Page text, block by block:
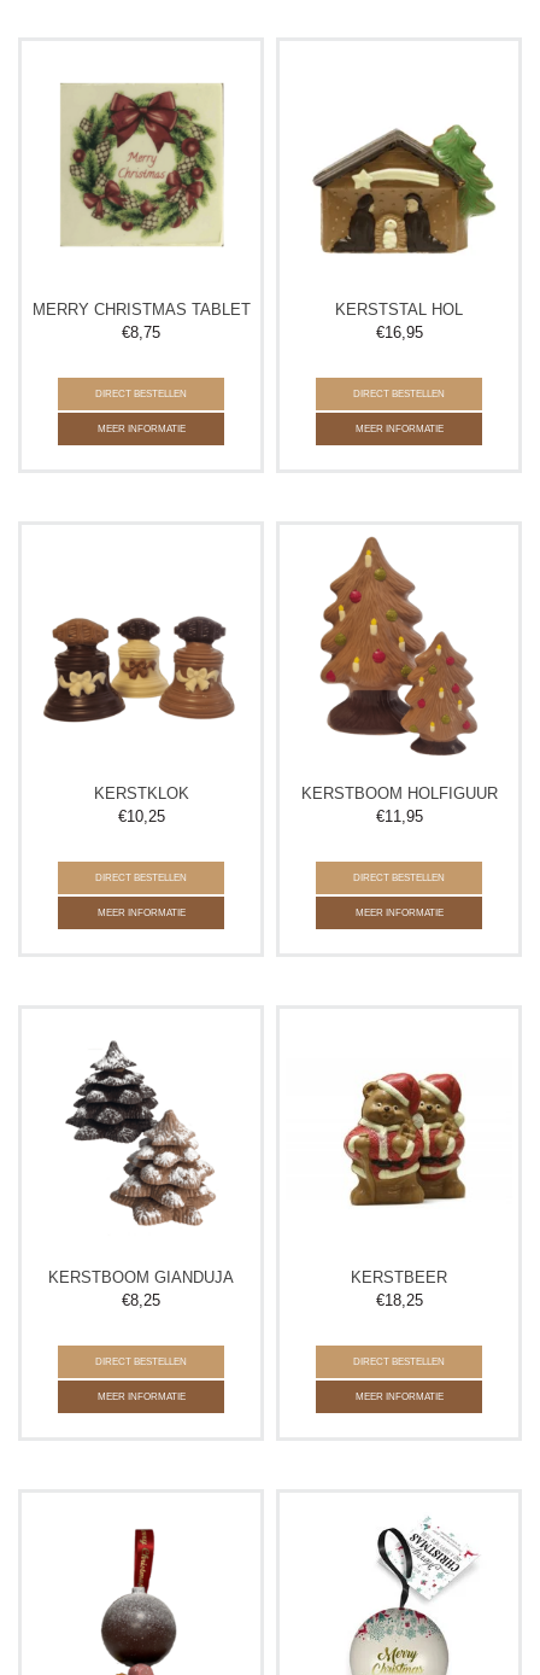
MERRY CHRISTMAS TABLET
€8,75
DIRECT BESTELLEN
MEER INFORMATIE
KERSTSTAL HOL
€16,95
DIRECT BESTELLEN
MEER INFORMATIE
KERSTKLOK
€10,25
DIRECT BESTELLEN
MEER INFORMATIE
KERSTBOOM HOLFIGUUR
€11,95
DIRECT BESTELLEN
MEER INFORMATIE
KERSTBOOM GIANDUJA
€8,25
DIRECT BESTELLEN
MEER INFORMATIE
KERSTBEER
€18,25
DIRECT BESTELLEN
MEER INFORMATIE